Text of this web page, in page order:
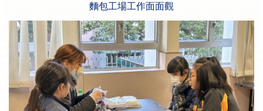
麵包工場工作面面觀